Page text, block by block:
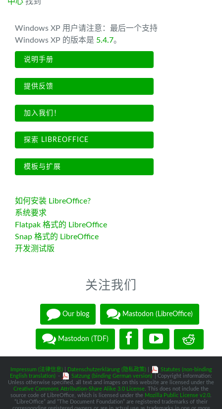
Windows XP 用户请注意：最后一个支持
Windows XP 的版本是 5.4.7。
说明手册
提供反馈
加入我们！
探索 LIBREOFFICE
模板与扩展
如何安装 LibreOffice?
系统要求
Flatpak 格式的 LibreOffice
Snap 格式的 LibreOffice
开发测试版
关注我们
Our blog Mastodon (LibreOffice)
Mastodon (TDF)
Impressum (法律信息)| Datenschutzerklärung (隐私政策)|
Statutes (non-binding
English translation) - Satzung (binding German version)
| Copyright information:
Unless otherwise specified, all text and images on this website are licensed under the
Creative Commons Attribution-Share Alike 3.0 License . This does not include the
source code of LibreOffice, which is licensed under the Mozilla Public License v2.0
“LibreOffice” and “The Document Foundation” are registered trademarks of their